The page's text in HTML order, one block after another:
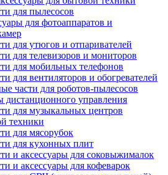
для пылесосов
для фотоаппаратов и
для утюгов и отпаривателей
для телевизоров и мониторов
для мобильных телефонов
для вентиляторов и обогревателей
части для роботов-пылесосов
дистанционного управления
для музыкальных центров
техники
для мясорубок
для кухонных плит
и аксессуары для соковыжималок
и аксессуары для кофеварок